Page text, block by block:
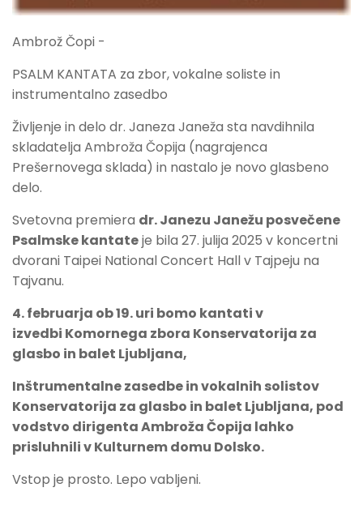
Ambrož Čopi -
PSALM KANTATA za zbor, vokalne soliste in
instrumentalno zasedbo
Življenje in delo dr. Janeza Janeža sta navdihnila
skladatelja Ambroža Čopija (nagrajenca
Prešernovega sklada) in nastalo je novo glasbeno
delo.
Svetovna premiera dr. Janezu Janežu posvečene
Psalmske kantateje bila 27. julija 2025 v koncertni
dvorani Taipei National Concert Hall v Tajpeju na
Tajvanu.
4. februarja ob 19. uri bomo kantati v
izvedbi Komornega zbora Konservatorija za
glasbo in balet Ljubljana,
Inštrumentalne zasedbe in vokalnih solistov
Konservatorija za glasbo in balet Ljubljana, pod
vodstvo dirigenta Ambroža Čopija lahko
prisluhnili v Kulturnem domu Dolsko.
Vstop je prosto. Lepo vabljeni.